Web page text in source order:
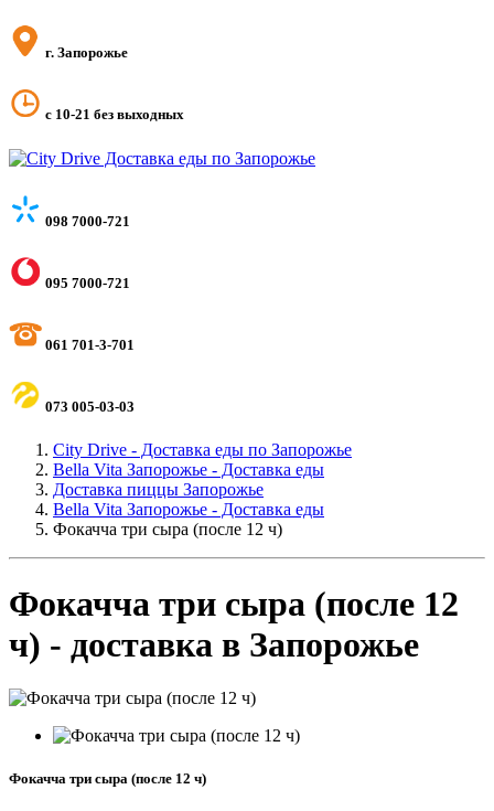
г. Запорожье
с 10-21 без выходных
098 7000-721
095 7000-721
061 701-3-701
073 005-03-03
City Drive - Доставка еды по Запорожье
Bella Vita Запорожье - Доставка еды
Доставка пиццы Запорожье
Bella Vita Запорожье - Доставка еды
Фокачча три сыра (после 12 ч)
Фокачча три сыра (после 12
ч) - доставка в Запорожье
Фокачча три сыра (после 12 ч)